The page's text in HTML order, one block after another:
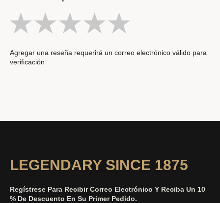
Agregar una reseña requerirá un correo electrónico válido para
verificación
LEGENDARY SINCE 1875
Regístrese Para Recibir Correo Electrónico Y Reciba Un 10
% De Descuento En Su Primer Pedido.